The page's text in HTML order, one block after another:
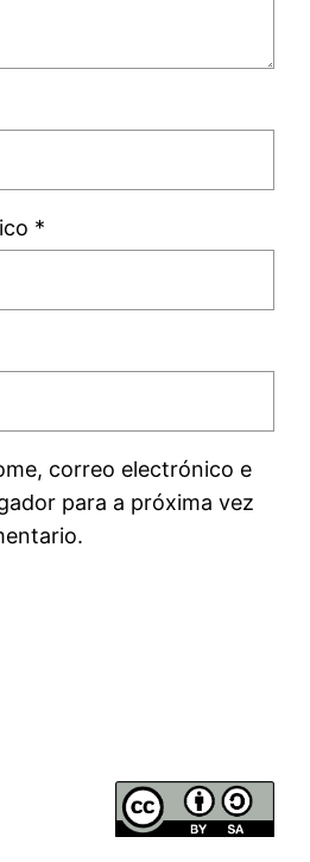
*
correo electrónico e
para a próxima vez